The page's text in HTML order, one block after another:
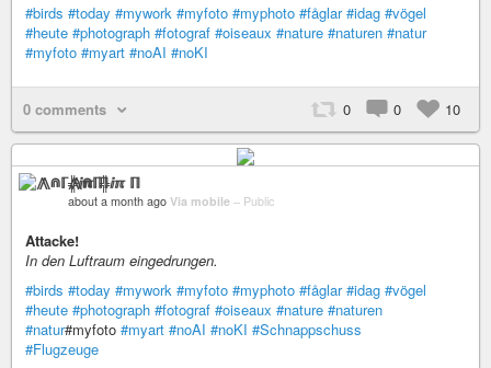
#birds #today #mywork #myfoto #myphoto #fåglar #idag #vögel
#heute #photograph #fotograf #oiseaux #nature #naturen #natur
#myfoto #myart #noAI #noKI
0 comments 0 0 10
⨇⋒ℾ╬ⅈℼ ℿ
about a month ago Via mobile – Public
Attacke!
In den Luftraum eingedrungen.
#birds #today #mywork #myfoto #myphoto #fåglar #idag #vögel
#heute #photograph #fotograf #oiseaux #nature #naturen
#natur#myfoto #myart #noAI #noKI #Schnappschuss
#Flugzeuge